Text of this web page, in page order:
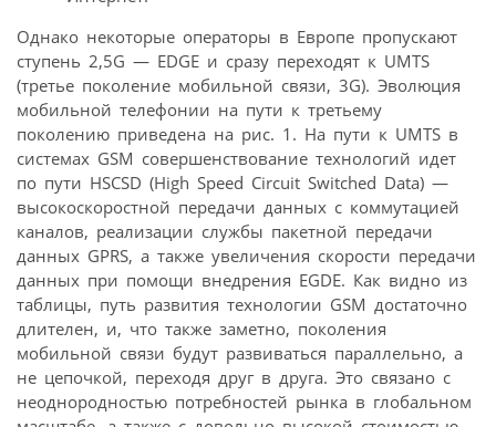
Однако некоторые операторы в Европе пропускают
ступень 2,5G — EDGE и сразу переходят к UMTS
(третье поколение мобильной связи, 3G). Эволюция
мобильной телефонии на пути к третьему
поколению приведена на рис. 1. На пути к UMTS в
системах GSM совершенствование технологий идет
по пути HSCSD (High Speed Circuit Switched Data) —
высокоскоростной передачи данных с коммутацией
каналов, реализации службы пакетной передачи
данных GPRS, а также увеличения скорости передачи
данных при помощи внедрения EGDE. Как видно из
таблицы, путь развития технологии GSM достаточно
длителен, и, что также заметно, поколения
мобильной связи будут развиваться параллельно, а
не цепочкой, переходя друг в друга. Это связано с
неоднородностью потребностей рынка в глобальном